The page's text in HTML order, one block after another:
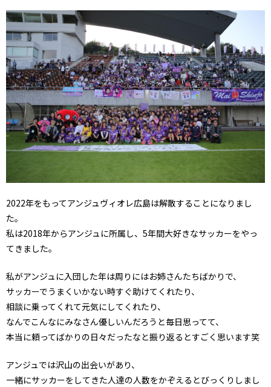
2022年をもってアンジュヴィオレ広島は解散することになりまし
た。
私は2018年からアンジュに所属し、5年間大好きなサッカーをやっ
てきました。
私がアンジュに入団した年は周りにはお姉さんたちばかりで、
サッカーでうまくいかない時すぐ助けてくれたり、
相談に乗ってくれて元気にしてくれたり、
なんでこんなにみなさん優しいんだろうと毎日思ってて、
本当に頼ってばかりの日々だったなと振り返るとすごく思います笑
アンジュでは沢山の出会いがあり、
一緒にサッカーをしてきた人達の人数をかぞえるとびっくりしまし